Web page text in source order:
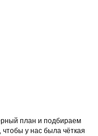
план и подбираем
у нас была чёткая